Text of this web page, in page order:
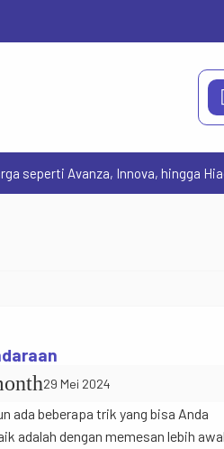
seperti Avanza, Innova, hingga
29 Mei 2024
ada beberapa trik yang bisa Anda
adalah dengan memesan lebih